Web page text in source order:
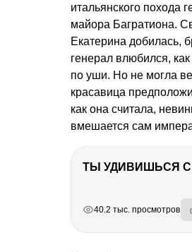
итальянского похода
майора Багратиона.
Екатерина добилась,
генерал влюбился, как
по уши. Но не могла
красавица
как она считала,
вмешается сам
40.2 тыс. просмотров